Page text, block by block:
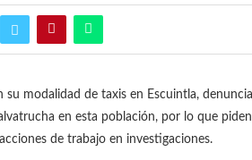
su modalidad de taxis en Escuintla,
en esta población, por lo que
de trabajo en investigaciones.